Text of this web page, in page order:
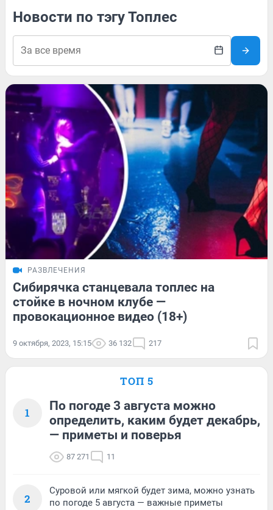
Новости по тэгу Топлес
РАЗВЛЕЧЕНИЯ
Сибирячка станцевала топлес на
стойке в ночном клубе —
провокационное видео (18+)
9 октября, 2023, 15:15 36 132 217
ТОП 5
1
По погоде 3 августа можно
определить, каким будет декабрь,
— приметы и поверья
87 271 11
2
Суровой или мягкой будет зима, можно узнать
по погоде 5 августа — важные приметы